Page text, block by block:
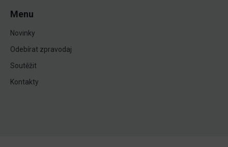
Menu
Novinky
Odebírat zpravodaj
Soutěžit
Kontakty